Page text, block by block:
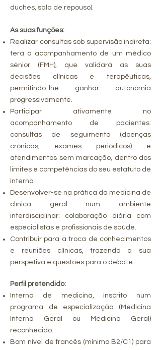
duches, sala de repouso).
As suas funções:
Realizar consultas sob supervisão indireta:
terá o acompanhamento de um médico
sénior (FMH), que validará as suas
decisões clínicas e terapêuticas,
permitindo-lhe ganhar autonomia
progressivamente.
Participar ativamente no
acompanhamento de pacientes:
consultas de seguimento (doenças
crónicas, exames periódicos) e
atendimentos sem marcação, dentro dos
limites e competências do seu estatuto de
interno.
Desenvolver-se na prática da medicina de
clínica geral num ambiente
interdisciplinar: colaboração diária com
especialistas e profissionais de saúde.
Contribuir para a troca de conhecimentos
e reuniões clínicas, trazendo a sua
perspetiva e questões para o debate.
Perfil pretendido:
Interno de medicina, inscrito num
programa de especialização (Medicina
Interna Geral ou Medicina Geral)
reconhecido.
Bom nível de francês (mínimo B2/C1) para